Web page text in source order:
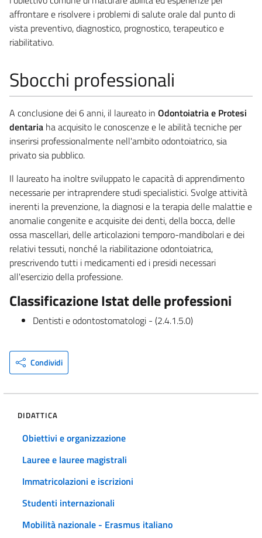
affrontare e risolvere i problemi di salute orale dal punto di
vista preventivo, diagnostico, prognostico, terapeutico e
riabilitativo.
Sbocchi professionali
A conclusione dei 6 anni, il laureato in Odontoiatria e Protesi
dentaria ha acquisito le conoscenze e le abilità tecniche per
inserirsi professionalmente nell'ambito odontoiatrico, sia
privato sia pubblico.
Il laureato ha inoltre sviluppato le capacità di apprendimento
necessarie per intraprendere studi specialistici. Svolge attività
inerenti la prevenzione, la diagnosi e la terapia delle malattie e
anomalie congenite e acquisite dei denti, della bocca, delle
ossa mascellari, delle articolazioni temporo-mandibolari e dei
relativi tessuti, nonché la riabilitazione odontoiatrica,
prescrivendo tutti i medicamenti ed i presidi necessari
all'esercizio della professione.
Classificazione Istat delle professioni
Dentisti e odontostomatologi - (2.4.1.5.0)
Condividi
DIDATTICA
Obiettivi e organizzazione
Lauree e lauree magistrali
Immatricolazioni e iscrizioni
Studenti internazionali
Mobilità nazionale - Erasmus italiano